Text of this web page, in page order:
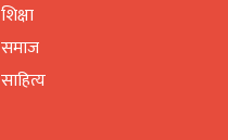
शिक्षा
समाज
साहित्य